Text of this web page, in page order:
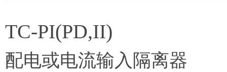
TC-PI(PD,II)
配电或电流输入隔离器